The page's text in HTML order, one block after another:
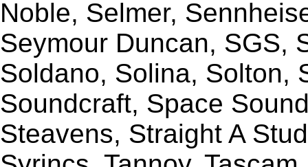
Noble, Selmer,
Seymour Duncan, SGS,
Soldano, Solina, Solton,
Soundcraft, Space
Steavens, Straight A